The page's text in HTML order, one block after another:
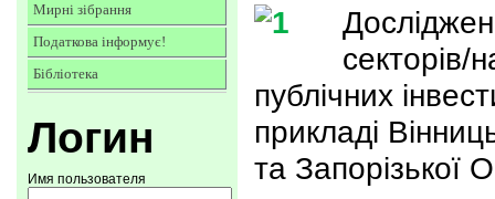
Мирні зібрання
Податкова інформує!
Бібліотека
Логин
Имя пользователя
секторів/
публічних
прикладі
та Запорізької